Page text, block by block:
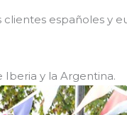
españoles y
Iberia y la Argentina.